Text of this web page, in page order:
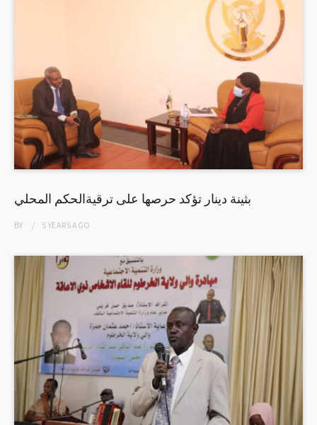
بثينة دينار تؤكد حرصها على ترقيةالحكم المحلي
BY 5 YEARSAGO